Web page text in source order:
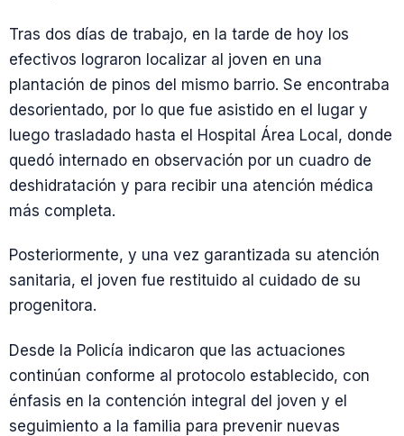
Tras dos días de trabajo, en la tarde de hoy los
efectivos lograron localizar al joven en una
plantación de pinos del mismo barrio. Se encontraba
desorientado, por lo que fue asistido en el lugar y
luego trasladado hasta el Hospital Área Local, donde
quedó internado en observación por un cuadro de
deshidratación y para recibir una atención médica
más completa.
Posteriormente, y una vez garantizada su atención
sanitaria, el joven fue restituido al cuidado de su
progenitora.
Desde la Policía indicaron que las actuaciones
continúan conforme al protocolo establecido, con
énfasis en la contención integral del joven y el
seguimiento a la familia para prevenir nuevas